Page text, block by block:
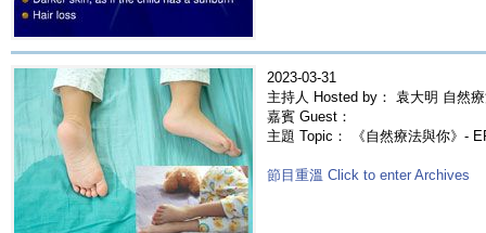
2023-03-31
主持人 Hosted by： 袁大明 自然
嘉賓 Guest：
主題 Topic： 《自然療法與你》-
節目重溫 Click to enter Archives